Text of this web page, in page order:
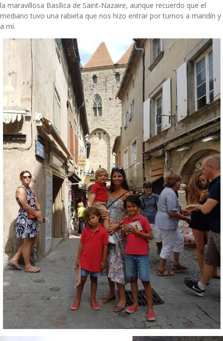
la maravillosa Basílica de Saint-Nazaire, aunque recuerdo que el
mediano tuvo una rabieta que nos hizo entrar por turnos a maridín y
a mí.